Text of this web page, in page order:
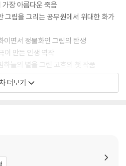
장 아름다운 죽음
림을 그리는 공무원에서 위대한 화가
면서 정물화인 그림의 탄생
만든 인생 역작
늘의 별을 그린 고흐의 첫 작품
빛나는 시기에 그린 어두움
버려진 담뱃재 같은 삶
가득한 노동자들의 고단한 삶의 현장
를 편안하게, 편안한 자를 불안하게
더보기